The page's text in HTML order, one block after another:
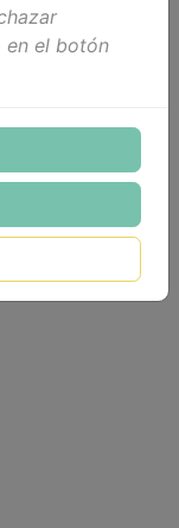
un
limpias y
en el botón